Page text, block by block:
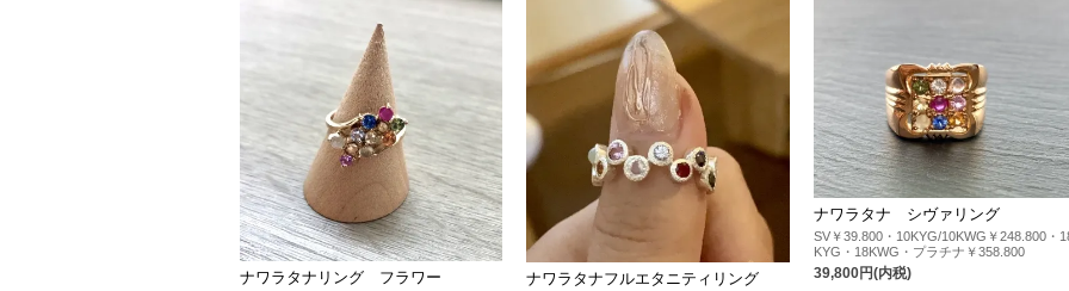
ナワラタナリング フラワー ナワラタナフルエタニティリング
ナワラタナ シヴァリング
SV￥39.800・10KYG/10KWG￥248.800・
KYG・18KWG・プラチナ￥358.800
39,800円(内税)